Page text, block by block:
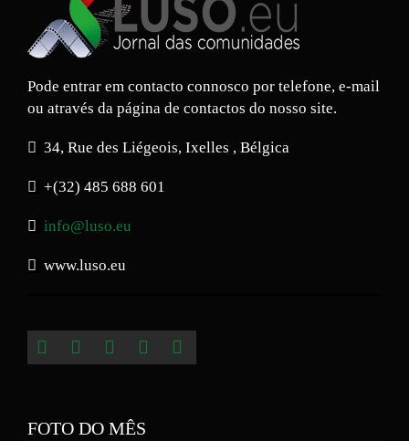
Pode entrar em contacto connosco por telefone, e-mail
ou através da página de contactos do nosso site.
34, Rue des Liégeois, Ixelles , Bélgica
+(32) 485 688 601
info@luso.eu
www.luso.eu
FOTO DO MÊS